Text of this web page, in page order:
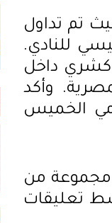
تم تداول
للنادي.
كشري داخل
وأكد
الخميس
مجموعة من
تعليقات